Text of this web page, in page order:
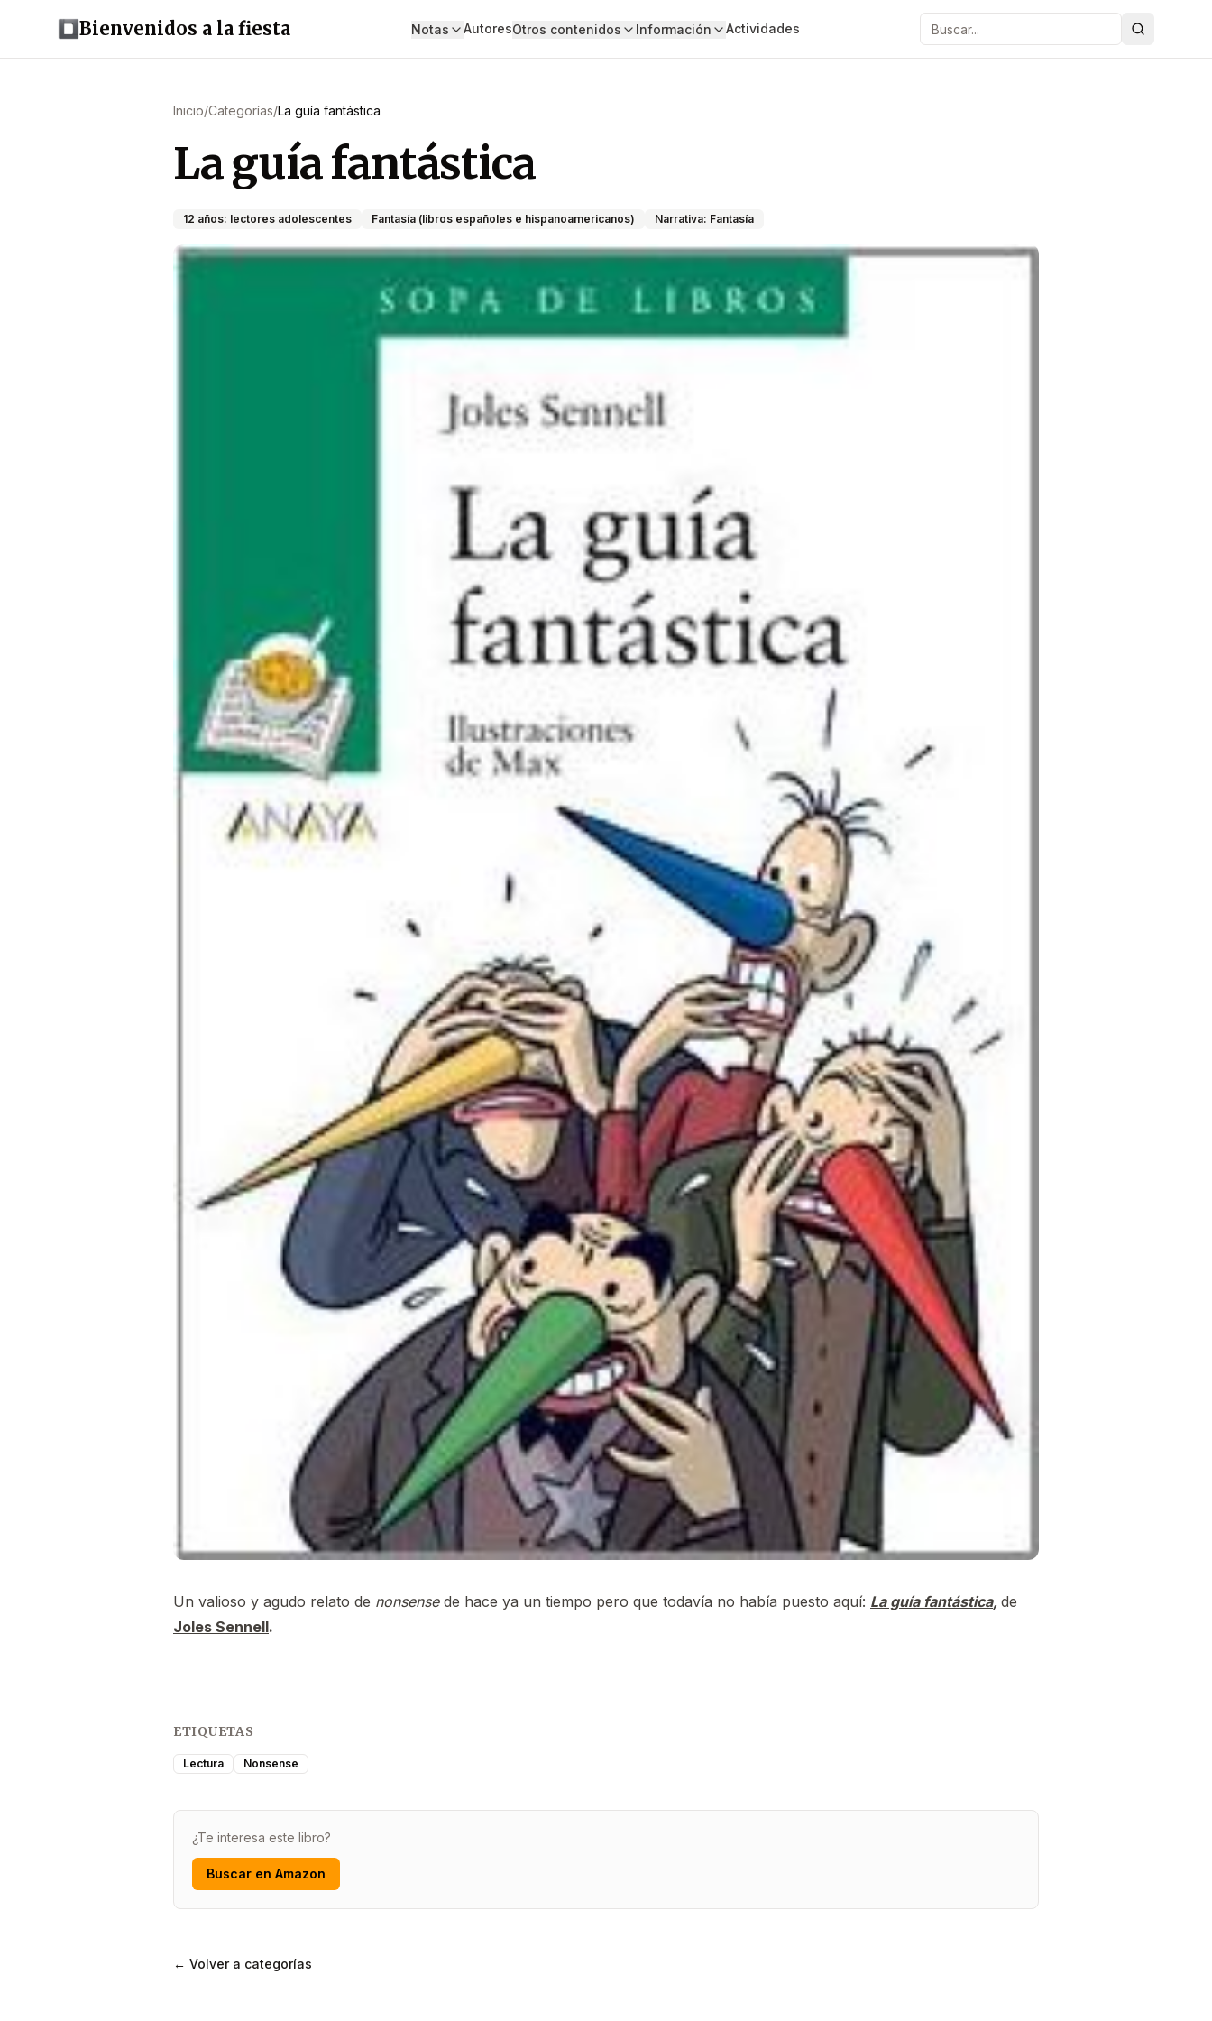
Bienvenidos a la fiesta Notas AutoresOtros contenidos Información Actividades Buscar
Inicio/Categorías/La guía fantástica
La guía fantástica
12 años: lectores adolescentes Fantasía (libros españoles e hispanoamericanos) Narrativa: Fantasía
Un valioso y agudo relato de nonsensede hace ya un tiempo pero que todavía no había puesto aquí: La guía fantástica, de
Joles Sennell.
ETIQUETAS
Lectura Nonsense
¿Te interesa este libro?
Buscar en Amazon
← Volver a categorías